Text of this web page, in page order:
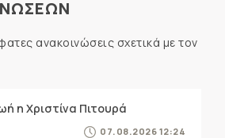
ανακοινώσεις σχετικά με τον
η Χριστίνα Πιτουρά
07.08.2026 12:24